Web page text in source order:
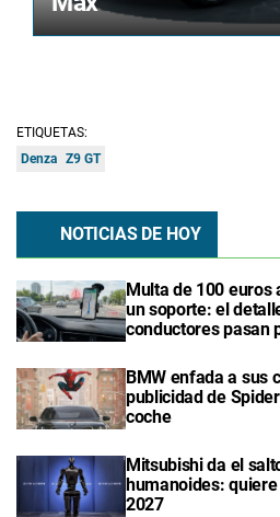
ETIQUETAS:
Denza Z9 GT
NOTICIAS DE HOY
Multa de 100 euros
un soporte: el
conductores pasan
BMW enfada a sus
publicidad de
coche
Mitsubishi da el
humanoides:
2027